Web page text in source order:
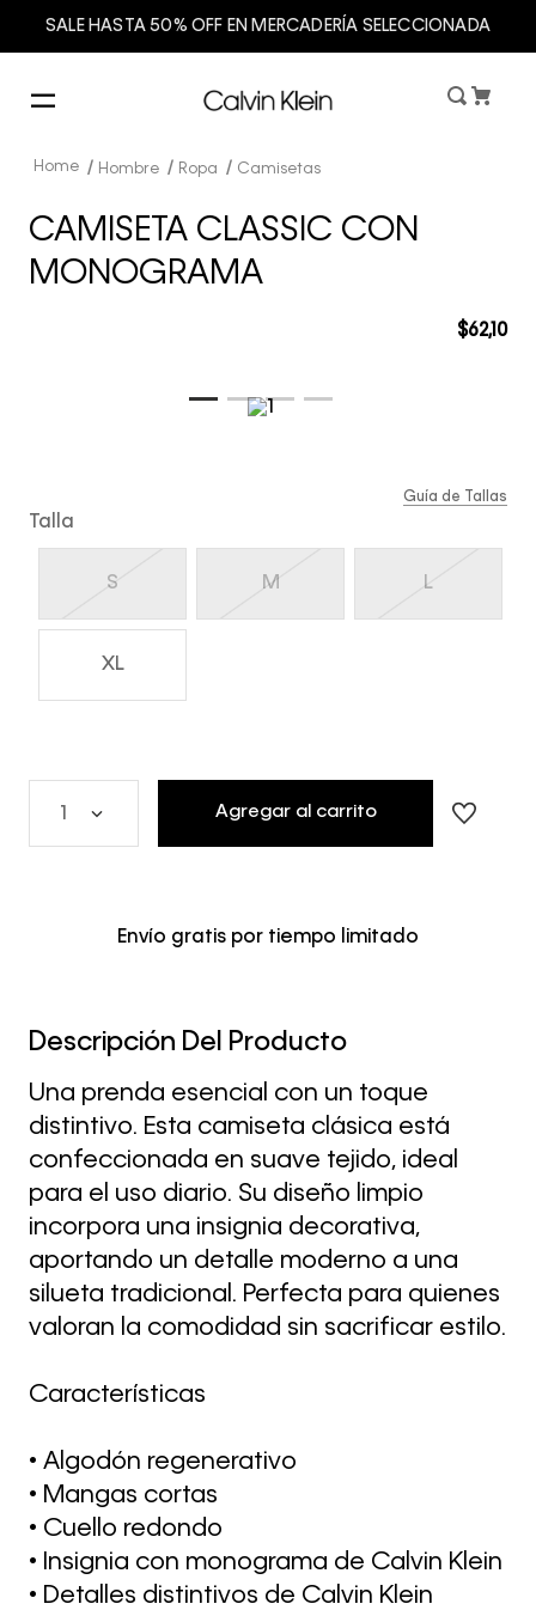
SALE HASTA 50% OFF EN MERCADERÍA SELECCIONADA
Hombre Ropa Camisetas
CAMISETA CLASSIC CON
MONOGRAMA
$62,10
Talla
S M L
XL
Guía de Tallas
Agregar al carrito
Envío gratis por tiempo limitado
Descripción Del Producto
Una prenda esencial con un toque
distintivo. Esta camiseta clásica está
confeccionada en suave tejido, ideal
para el uso diario. Su diseño limpio
incorpora una insignia decorativa,
aportando un detalle moderno a una
silueta tradicional. Perfecta para quienes
valoran la comodidad sin sacrificar estilo.
Características
• Algodón regenerativo
• Mangas cortas
• Cuello redondo
• Insignia con monograma de Calvin Klein
• Detalles distintivos de Calvin Klein